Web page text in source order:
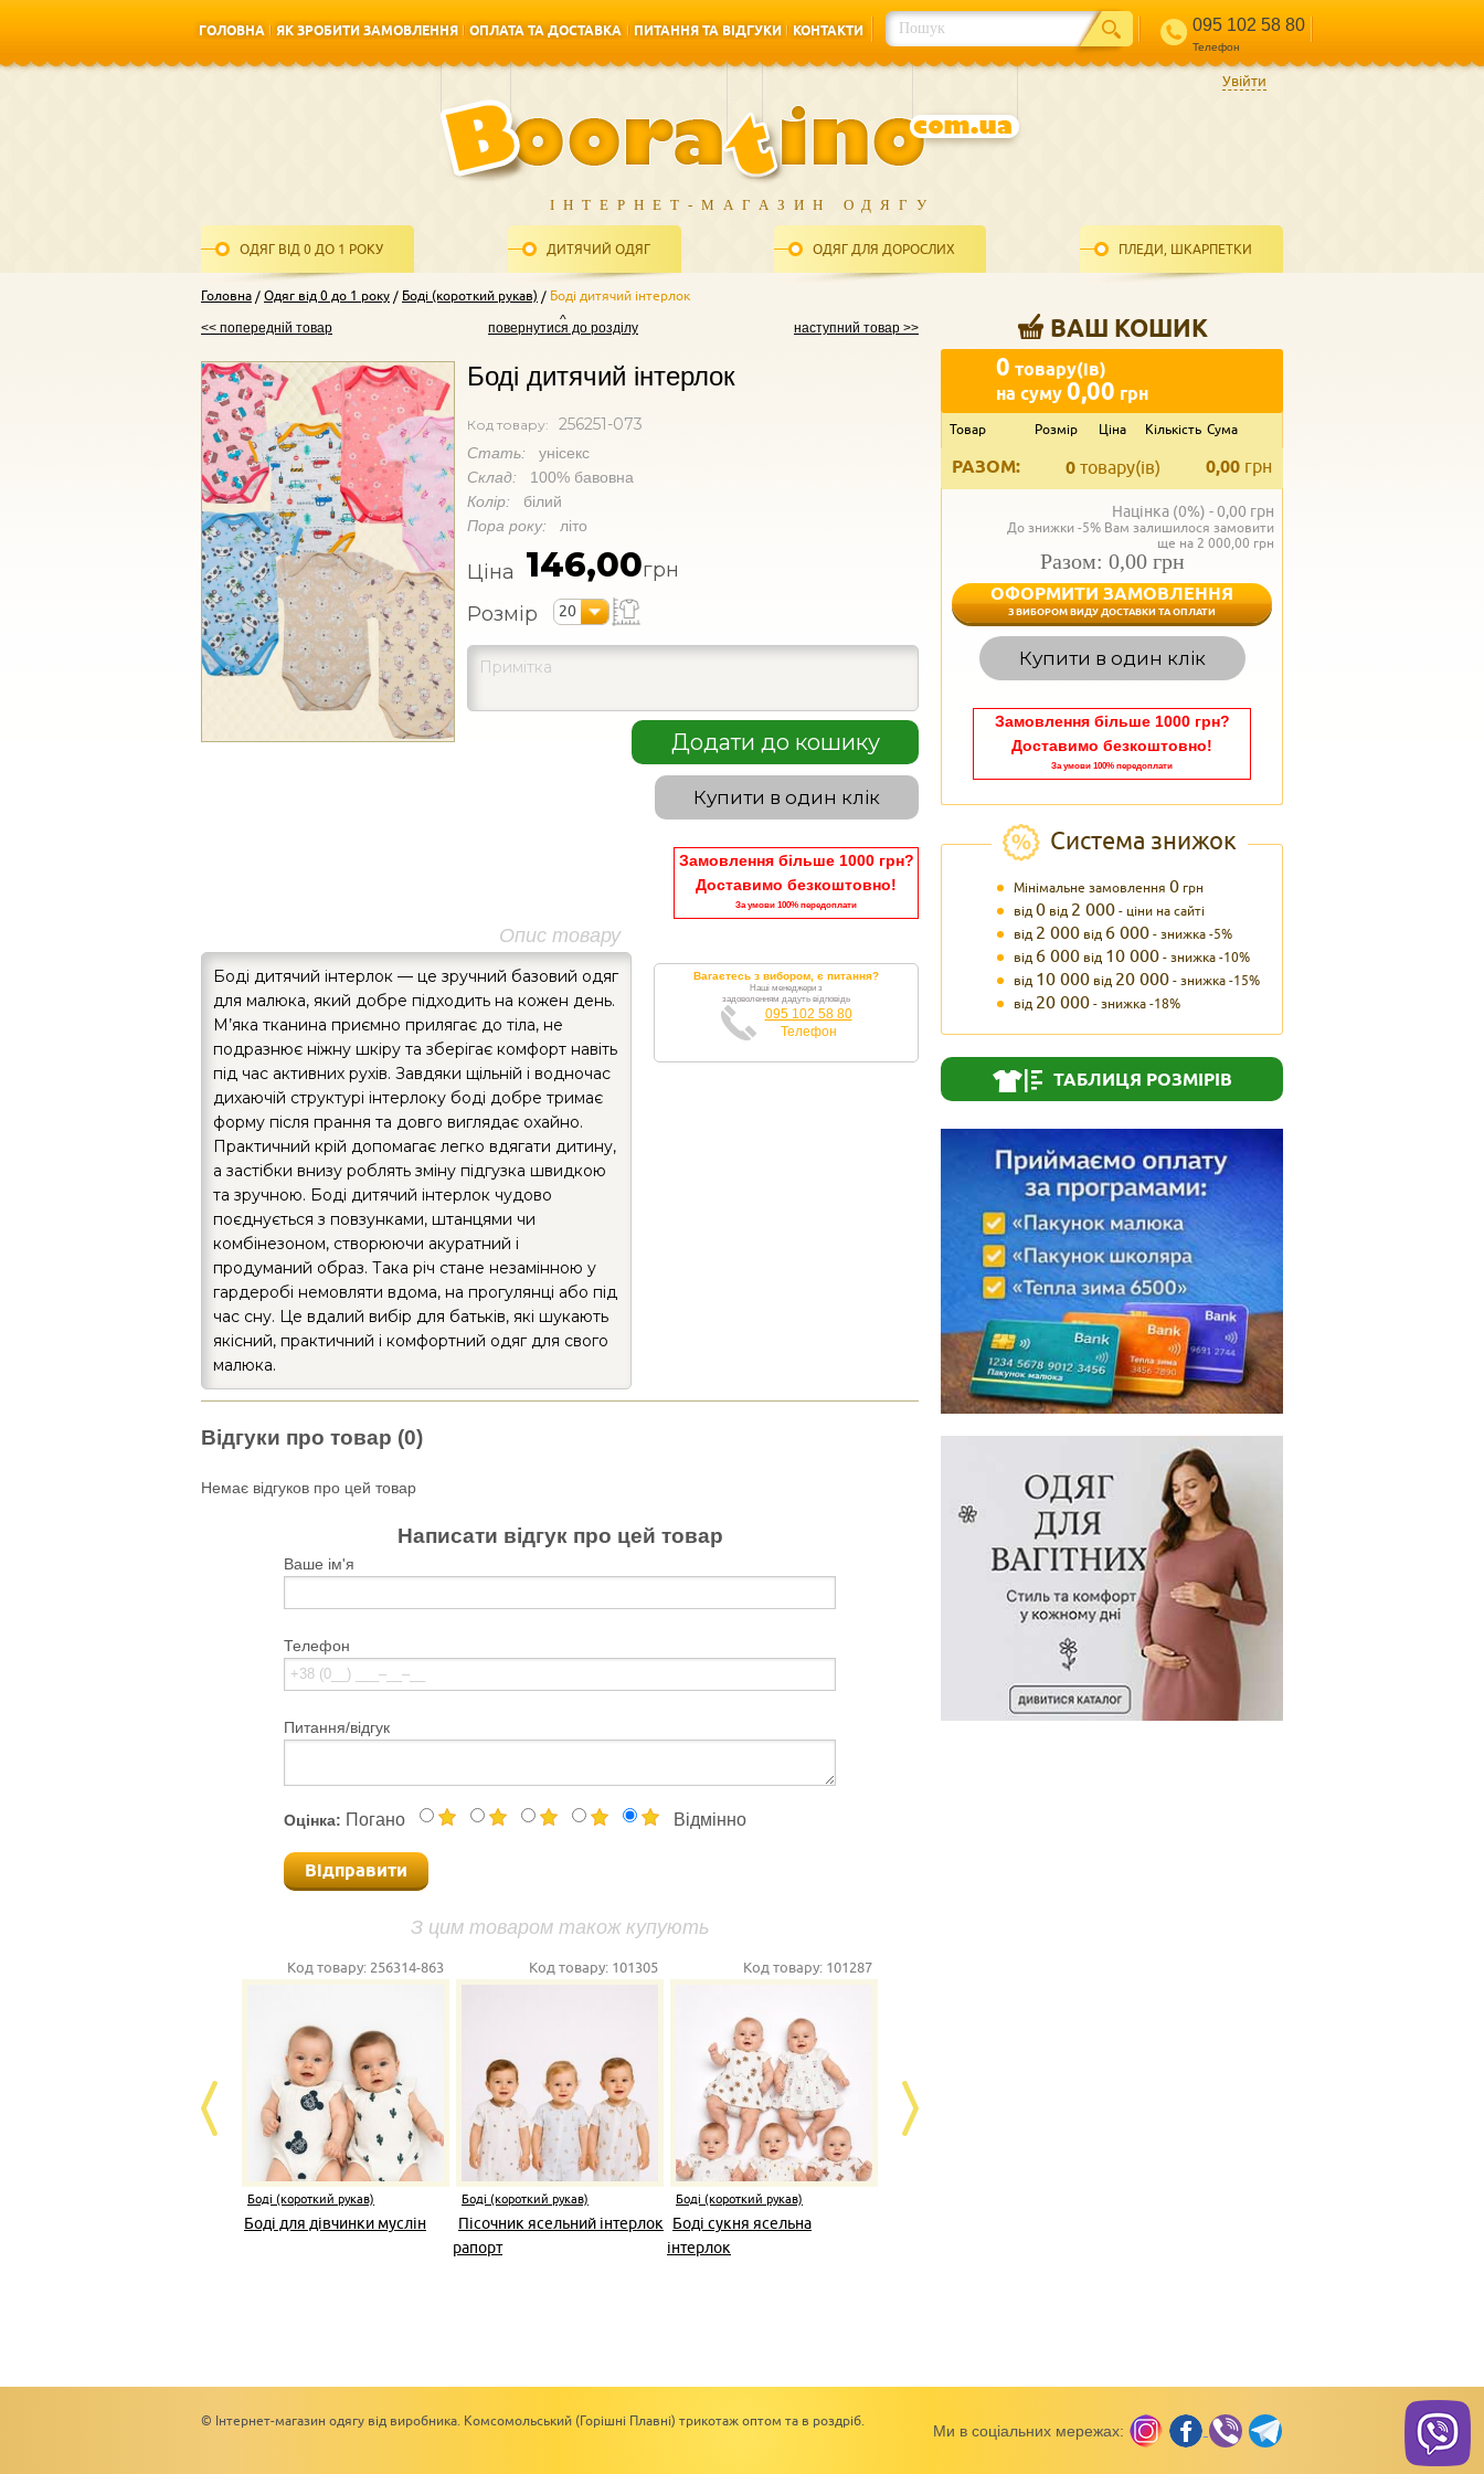
ГОЛОВНА
ЯК ЗРОБИТИ ЗАМОВЛЕННЯ
ОПЛАТА ТА ДОСТАВКА
ПИТАННЯ ТА ВІДГУКИ
КОНТАКТИ
095 102 58 80
Телефон
ІНТЕРНЕТ-МАГАЗИН ОДЯГУ
ОДЯГ ВІД 0 ДО 1 РОКУ ДИТЯЧИЙ ОДЯГ ОДЯГ ДЛЯ ДОРОСЛИХ ПЛЕДИ, ШКАРПЕТКИ
Увійти
Головна Одяг від 0 до 1 року Боді (короткий рукав) Боді дитячий інтерлок
ВАШ КОШИК
0 товару(ів)
на суму0,00 грн
Товар Розмір Ціна Кількість Сума
РАЗОМ: 0,00 грн
0 товару(ів)
Націнка (0%) -0,00 грн
До знижки -5% Вам залишилося замовити
ще на 2 000,00 грн
Разом: 0,00 грн
ОФОРМИТИ ЗАМОВЛЕННЯ
З ВИБОРОМ ВИДУ ДОСТАВКИ ТА ОПЛАТИ
Купити в один клік
Замовлення більше 1000 грн?
Доставимо безкоштовно!
За умови 100% передоплати
Система знижок
Мінімальне замовлення 0 грн
від0 від 2 000- ціни на сайті
від 2 000 від 6 000- знижка -5%
від 6 000 від 10 000- знижка -10%
від 10 000 від 20 000- знижка -15%
від 20 000- знижка -18%
ТАБЛИЦЯ РОЗМІРІВ
<< попередній товар наступний товар >>
повернутися до розділу
Боді дитячий інтерлок
Код товару: 256251-073
Стать: унісекс
Склад: 100% бавовна
Колір: білий
Пора року: літо
Ціна 146,00грн
Розмір
20
Додати до кошику
Купити в один клік
Замовлення більше 1000 грн?
Доставимо безкоштовно!
За умови 100% передоплати
Опис товару
Боді дитячий інтерлок — це зручний базовий одяг
для малюка, який добре підходить на кожен день.
М’яка тканина приємно прилягає до тіла, не
подразнює ніжну шкіру та зберігає комфорт навіть
під час активних рухів. Завдяки щільній і водночас
дихаючій структурі інтерлоку боді добре тримає
форму після прання та довго виглядає охайно.
Практичний крій допомагає легко вдягати дитину,
а застібки внизу роблять зміну підгузка швидкою
та зручною. Боді дитячий інтерлок чудово
поєднується з повзунками, штанцями чи
комбінезоном, створюючи акуратний і
продуманий образ. Така річ стане незамінною у
гардеробі немовляти вдома, на прогулянці або під
час сну. Це вдалий вибір для батьків, які шукають
якісний, практичний і комфортний одяг для свого
малюка.
Вагаєтесь з вибором, є питання?
Наші менеджери з
задоволенням дадуть відповідь
095 102 58 80
Телефон
Відгуки про товар (0)
Немає відгуков про цей товар
Написати відгук про цей товар
Ваше ім'я
Телефон
Питання/відгук
Оцінка: Погано Відмінно
Відправити
З цим товаром також купують
Код товару: 256314-863
Боді (короткий рукав)
Боді для дівчинки муслін
Код товару: 101305
Боді (короткий рукав)
Пісочник ясельний інтерлок
рапорт
Код товару: 101287
Боді (короткий рукав)
Боді сукня ясельна
інтерлок
Ми в соціальних мережах:
© Інтернет-магазин одягу від виробника. Комсомольський (Горішні Плавні) трикотаж оптом та в роздріб.